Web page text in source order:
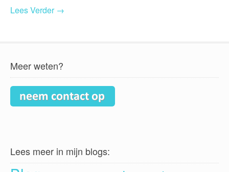
Lees Verder →
Meer weten?
Lees meer in mijn blogs: